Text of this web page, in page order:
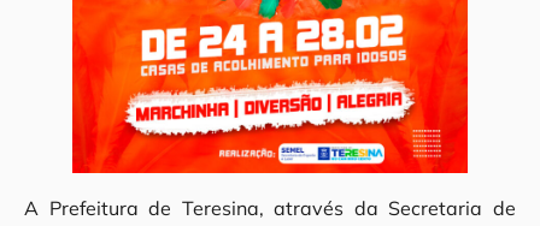
A Prefeitura de Teresina, através da Secretaria de